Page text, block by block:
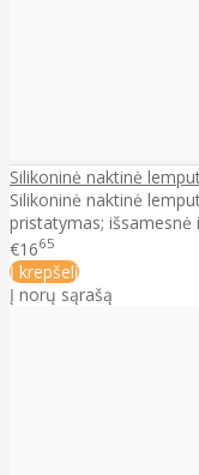
Silikoninė naktinė
Silikoninė naktinė
pristatymas; išsamesnė
€1665
Į krepšelį
Į norų sąrašą